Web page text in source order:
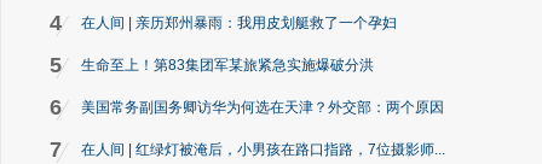
4 在人间 | 亲历郑州暴雨：我用皮划艇救了一个孕妇
5 生命至上！第83集团军某旅紧急实施爆破分洪
6 美国常务副国务卿访华为何选在天津？外交部：两个原因
7 在人间 | 红绿灯被淹后，小男孩在路口指路，7位摄影师...